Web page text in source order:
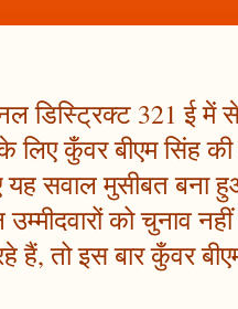
डिस्ट्रिक्ट 321 ई में
लिए कुँवर बीएम सिंह की
सवाल मुसीबत बना
को चुनाव
हैं, तो इस बार कुँवर